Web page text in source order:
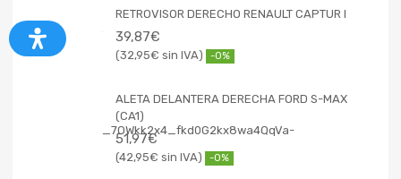
RETROVISOR DERECHO RENAULT CAPTUR I
39,87€
32,95€ -0%
ALETA DELANTERA DERECHA FORD S-MAX
(CA1)
51,97€
42,95€ -0%